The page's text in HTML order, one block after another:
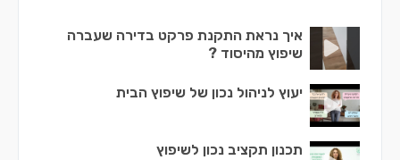
איך נראת התקנת פרקט בדירה שעברה
שיפוץ מהיסוד ?
יעוץ לניהול נכון של שיפוץ הבית
תכנון תקציב נכון לשיפוץ